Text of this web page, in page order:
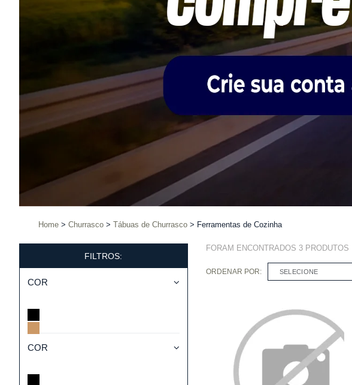
Home Churrasco Tábuas de Churrasco Ferramentas de Cozinha
FILTROS:
COR
COR
FORAM ENCONTRADOS 3PRODUTOS
ORDENAR POR: SELECIONE